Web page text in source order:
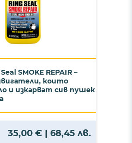
SMOKE REPAIR –
които
и изкарват сив пушек
35,00 € | 68,45 лв.